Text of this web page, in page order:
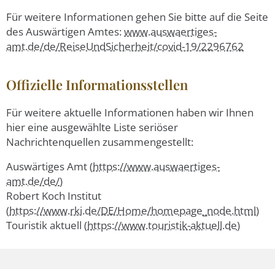
Für weitere Informationen gehen Sie bitte auf die Seite
des Auswärtigen Amtes:www.auswaertiges-
amt.de/de/ReiseUndSicherheit/covid-19/2296762
Offizielle Informationsstellen
Für weitere aktuelle Informationen haben wir Ihnen
hier eine ausgewählte Liste seriöser
Nachrichtenquellen zusammengestellt:
Auswärtiges Amt (https://www.auswaertiges-
amt.de/de/)
Robert Koch Institut
(https://www.rki.de/DE/Home/homepage_node.html)
Touristik aktuell (https://www.touristik-aktuell.de)